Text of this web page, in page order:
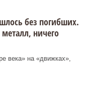
без погибших.
ничего
века» на «движках»,